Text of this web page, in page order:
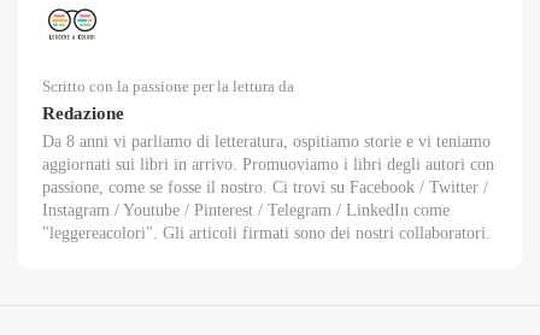
Scritto con la passione per la lettura da
Redazione
Da 8 anni vi parliamo di letteratura, ospitiamo storie e vi teniamo
aggiornati sui libri in arrivo. Promuoviamo i libri degli autori con
passione, come se fosse il nostro. Ci trovi su Facebook / Twitter /
Instagram / Youtube / Pinterest / Telegram / LinkedIn come
"leggereacolori". Gli articoli firmati sono dei nostri collaboratori.